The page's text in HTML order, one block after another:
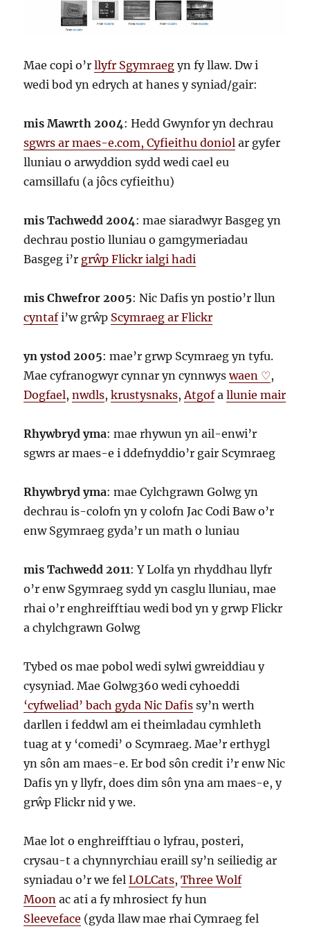
Mae copi o’rllyfr Sgymraeg yn fy llaw. Dw i
wedi bod yn edrych at hanes y syniad/gair:
mis Mawrth 2004: Hedd Gwynfor yn dechrau
sgwrs ar maes-e.com, Cyfieithu doniol ar gyfer
lluniau o arwyddion sydd wedi cael eu
camsillafu (a jôcs cyfieithu)
mis Tachwedd 2004: mae siaradwyr Basgeg yn
dechrau postio lluniau o gamgymeriadau
Basgeg i’r grŵp Flickr ialgi hadi
mis Chwefror 2005: Nic Dafis yn postio’r llun
cyntafi’w grŵp Scymraeg ar Flickr
yn ystod 2005: mae’r grwp Scymraeg yn tyfu.
Mae cyfranogwyr cynnar yn cynnwyswaen ♡,
Dogfael,nwdls,krustysnaks, Atgofallunie mair
Rhywbryd yma: mae rhywun yn ail-enwi’r
sgwrs ar maes-e i ddefnyddio’r gair Scymraeg
Rhywbryd yma: mae Cylchgrawn Golwg yn
dechrau is-colofn yn y colofn Jac Codi Baw o’r
enw Sgymraeg gyda’r un math o luniau
mis Tachwedd 2011: Y Lolfa yn rhyddhau llyfr
o’r enw Sgymraeg sydd yn casglu lluniau, mae
rhai o’r enghreifftiau wedi bod yn y grwp Flickr
a chylchgrawn Golwg
Tybed os mae pobol wedi sylwi gwreiddiau y
cysyniad. Mae Golwg360 wedi cyhoeddi
‘cyfweliad’ bach gyda Nic Dafis sy’n werth
darllen i feddwl am ei theimladau cymhleth
tuag at y ‘comedi’ o Scymraeg. Mae’r erthygl
yn sôn am maes-e. Er bod sôn credit i’r enw Nic
Dafis yn y llyfr, does dim sôn yna am maes-e, y
grŵp Flickr nid y we.
Mae lot o enghreifftiau o lyfrau, posteri,
crysau-t a chynnyrchiau eraill sy’n seiliedig ar
syniadau o’r we felLOLCats,Three Wolf
Moon ac ati a fy mhrosiect fy hun
Sleeveface (gyda llaw mae rhai Cymraeg fel